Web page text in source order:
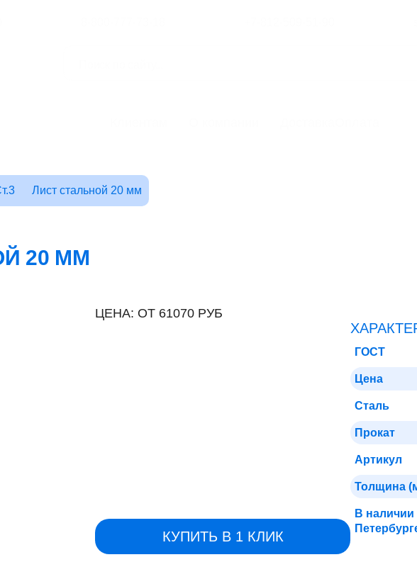
Лист стальной 20 мм
20 ММ
ЦЕНА: ОТ 61070 РУБ
КУПИТЬ В 1 КЛИК
ГОСТ
Цена
Сталь
Прокат
Артикул
Толщина
В наличии